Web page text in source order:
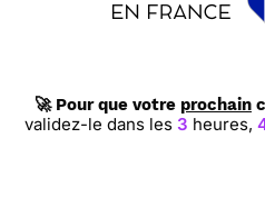
🚀 Pour que votre prochain
validez-le dans les3 heures,